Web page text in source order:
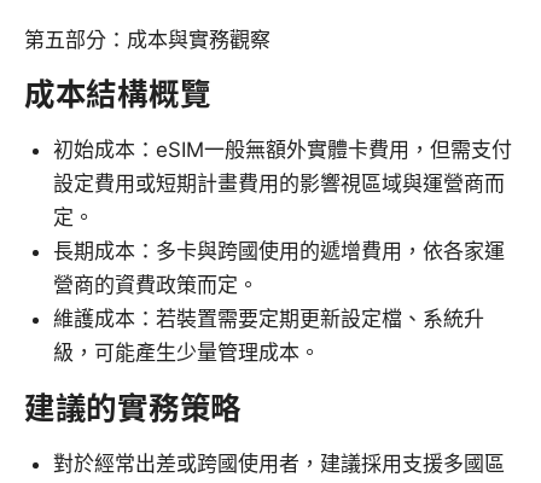
第五部分：成本與實務觀察
成本結構概覽
初始成本：eSIM一般無額外實體卡費用，但需支付
設定費用或短期計畫費用的影響視區域與運營商而
定。
長期成本：多卡與跨國使用的遞增費用，依各家運
營商的資費政策而定。
維護成本：若裝置需要定期更新設定檔、系統升
級，可能產生少量管理成本。
建議的實務策略
對於經常出差或跨國使用者，建議採用支援多國區